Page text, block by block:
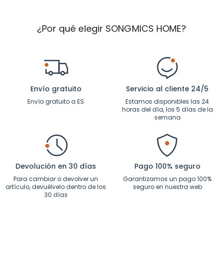
¿Por qué elegir SONGMICS HOME?
Envío gratuito
Envío gratuito a ES
Servicio al cliente 24/5
Estamos disponibles las 24
horas del día, los 5 días de la
semana
Devolución en 30 días
Para cambiar o devolver un
artículo, devuélvelo dentro de los
30 días
Pago 100% seguro
Garantizamos un pago 100%
seguro en nuestra web